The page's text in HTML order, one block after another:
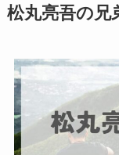
松丸亮吾の兄